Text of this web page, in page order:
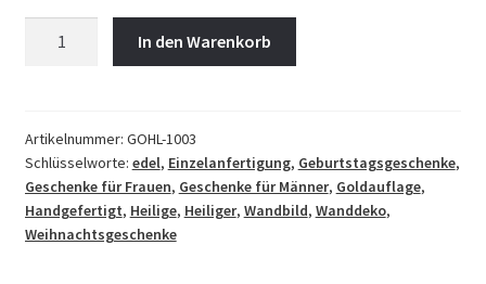
Familien,
Mütter,
Bergleute
Menge
In den Warenkorb
Artikelnummer: GOHL-1003
Schlüsselworte: edel, Einzelanfertigung, Geburtstagsgeschenke,
Geschenke für Frauen, Geschenke für Männer, Goldauflage,
Handgefertigt, Heilige, Heiliger, Wandbild, Wanddeko,
Weihnachtsgeschenke